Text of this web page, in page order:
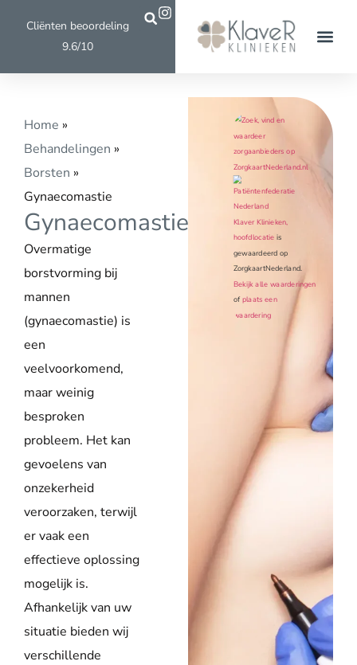
Cliënten beoordeling
9.6/10
Meer dan 13.500
behandelingen
uitgevoerd
Aandacht voor
privacy
Klaver Klinieken,
hoofdlocatie is
gewaardeerd op
ZorgkaartNederland.
Bekijk alle waarderingen
ofplaats een
waardering
Home »
Behandelingen »
Borsten »
Gynaecomastie
Gynaecomastie
Overmatige
borstvorming bij
mannen
(gynaecomastie) is
een
veelvoorkomend,
maar weinig
besproken
probleem. Het kan
gevoelens van
onzekerheid
veroorzaken, terwijl
er vaak een
effectieve oplossing
mogelijk is.
Afhankelijk van uw
situatie bieden wij
verschillende